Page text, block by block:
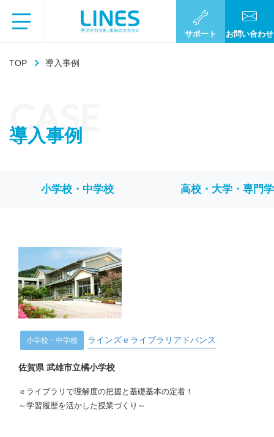
サポート お問い合わせ
TOP 導入事例
CASE
導入事例
小学校・中学校 高校・大学・専門
小学校・中学校 ラインズｅライブラリアドバンス
佐賀県 武雄市立橘小学校
ｅライブラリで理解度の把握と基礎基本の定着！
～学習履歴を活かした授業づくり～